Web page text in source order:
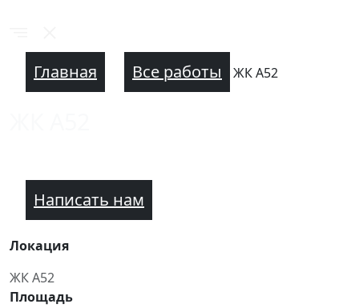
Главная Все работы ЖК А52
Написать нам
Локация
ЖК А52
Площадь